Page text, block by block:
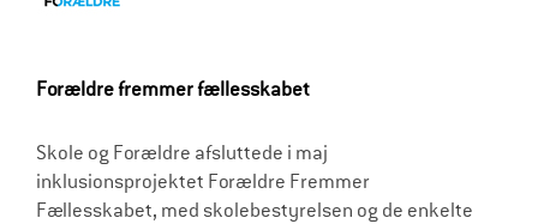
Forældre fremmer fællesskabet
Skole og Forældre afsluttede i maj
inklusionsprojektet Forældre Fremmer
Fællesskabet, med skolebestyrelsen og de enkelte